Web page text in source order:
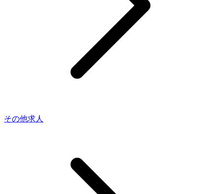
その他求人